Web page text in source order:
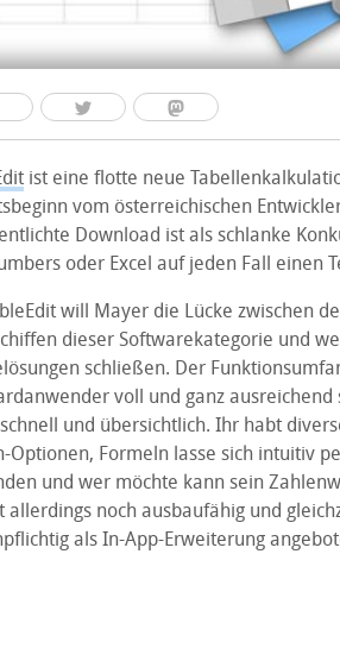
ist eine flotte neue
vom österreichischen
Download ist als schlanke
oder Excel auf jeden Fall einen
will Mayer die Lücke zwischen
dieser Softwarekategorie und
schließen. Der
voll und ganz
und übersichtlich. Ihr habt
Optionen, Formeln lasse sich intuitiv
und wer möchte kann sein
allerdings noch ausbaufähig und
als In-App-Erweiterung